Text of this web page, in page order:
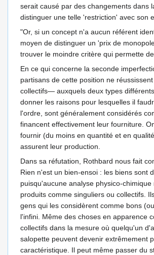
serait causé par des changements dans
distinguer une telle 'restriction' avec son
"Or, si un concept n'a aucun référent
moyen de distinguer un 'prix de
trouver le moindre critère qui permette
En ce qui concerne la seconde
partisans de cette position ne
collectifs— auxquels deux types
donner les raisons pour lesquelles il
l'ordre, sont généralement considérés
financent effectivement leur fourniture.
fournir (du moins en quantité et en
assurent leur production.
Dans sa réfutation, Rothbard nous fait
Rien n'est un bien-ensoi : les biens sont
puisqu'aucune analyse physico-
produits comme singuliers ou collectifs.
gens qui les considèrent comme bons
l'infini. Même des choses en apparence
collectifs dans la mesure où quelqu'un
salopette peuvent devenir extrêmement
caractéristique. Il peut même passer du